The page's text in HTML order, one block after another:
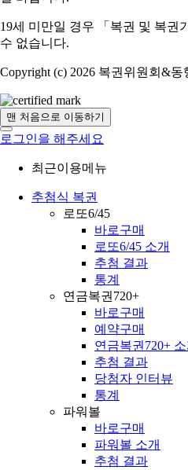
19세 미만일 경우 「복권 및 복권
수 없습니다.
Copyright (c) 2026 복권위원회&동
맨 처음으로 이동하기
로그인을 해주세요
최근이용메뉴
추첨식 복권
로또6/45
바로구매
로또6/45 소개
추첨 결과
통계
연금복권720+
바로구매
예약구매
연금복권720+ 소
추첨 결과
당첨자 인터뷰
통계
파워볼
바로구매
파워볼 소개
추첨 결과